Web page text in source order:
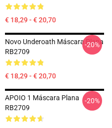
€ 18,29 - € 20,70
Novo Underoath Máscara Plana
RB2709
€ 18,29 - € 20,70
-20%
APOIO 1 Máscara Plana
RB2709
-20%